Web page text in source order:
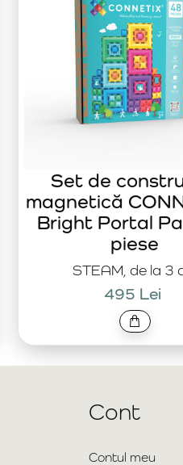
STEAM, de la 3
Set de
magnetică
Bright Portal
piese
495 Lei
Cont
Contul meu